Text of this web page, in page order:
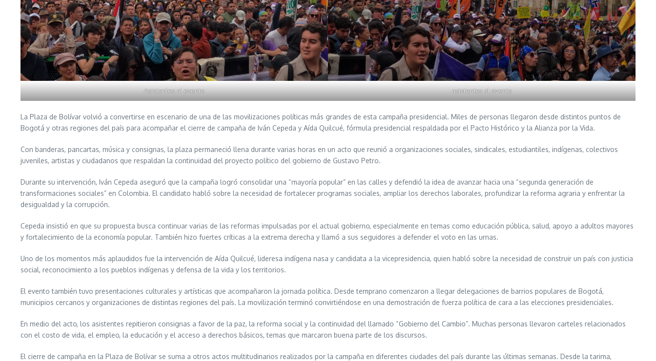
Asistentes al evento asistentes al evento
La Plaza de Bolívar volvió a convertirse en escenario de una de las movilizaciones políticas más grandes de esta campaña presidencial. Miles de personas llegaron desde distintos puntos de
Bogotá y otras regiones del país para acompañar el cierre de campaña de Iván Cepeda y Aída Quilcué, fórmula presidencial respaldada por el Pacto Histórico y la Alianza por la Vida.
Con banderas, pancartas, música y consignas, la plaza permaneció llena durante varias horas en un acto que reunió a organizaciones sociales, sindicales, estudiantiles, indígenas, colectivos
juveniles, artistas y ciudadanos que respaldan la continuidad del proyecto político del gobierno de Gustavo Petro.
Durante su intervención, Iván Cepeda aseguró que la campaña logró consolidar una “mayoría popular” en las calles y defendió la idea de avanzar hacia una “segunda generación de
transformaciones sociales” en Colombia. El candidato habló sobre la necesidad de fortalecer programas sociales, ampliar los derechos laborales, profundizar la reforma agraria y enfrentar la
desigualdad y la corrupción.
Cepeda insistió en que su propuesta busca continuar varias de las reformas impulsadas por el actual gobierno, especialmente en temas como educación pública, salud, apoyo a adultos mayores
y fortalecimiento de la economía popular. También hizo fuertes críticas a la extrema derecha y llamó a sus seguidores a defender el voto en las urnas.
Uno de los momentos más aplaudidos fue la intervención de Aída Quilcué, lideresa indígena nasa y candidata a la vicepresidencia, quien habló sobre la necesidad de construir un país con justicia
social, reconocimiento a los pueblos indígenas y defensa de la vida y los territorios.
El evento también tuvo presentaciones culturales y artísticas que acompañaron la jornada política. Desde temprano comenzaron a llegar delegaciones de barrios populares de Bogotá,
municipios cercanos y organizaciones de distintas regiones del país. La movilización terminó convirtiéndose en una demostración de fuerza política de cara a las elecciones presidenciales.
En medio del acto, los asistentes repitieron consignas a favor de la paz, la reforma social y la continuidad del llamado “Gobierno del Cambio”. Muchas personas llevaron carteles relacionados
con el costo de vida, el empleo, la educación y el acceso a derechos básicos, temas que marcaron buena parte de los discursos.
El cierre de campaña en la Plaza de Bolívar se suma a otros actos multitudinarios realizados por la campaña en diferentes ciudades del país durante las últimas semanas. Desde la tarima,